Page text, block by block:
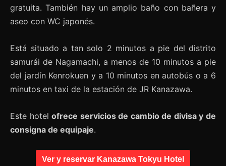
gratuita. También hay un amplio baño con bañera y
aseo con WC japonés.
Está situado a tan solo 2 minutos a pie del distrito
samurái de Nagamachi, a menos de 10 minutos a pie
del jardín Kenrokuen y a 10 minutos en autobús o a 6
minutos en taxi de la estación de JR Kanazawa.
Este hotelofrece servicios de cambio de divisa y de
consigna de equipaje.
Ver y reservar Kanazawa Tokyu Hotel